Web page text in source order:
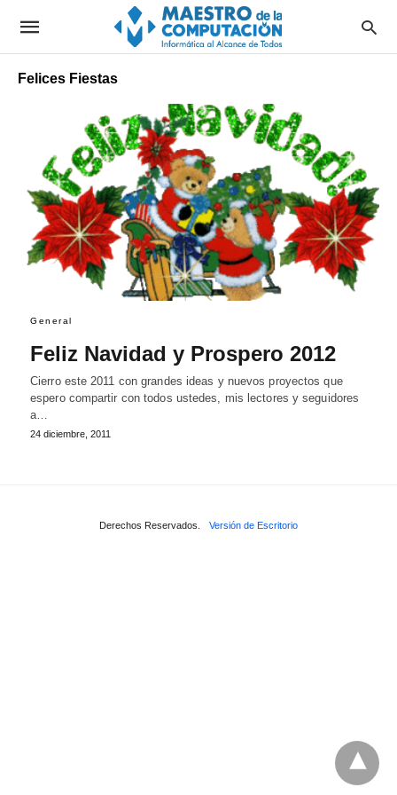
Felices Fiestas
General
Feliz Navidad y Prospero 2012
Cierro este 2011 con grandes ideas y nuevos proyectos que
espero compartir con todos ustedes, mis lectores y seguidores
a…
24 diciembre, 2011
Derechos Reservados. Versión de Escritorio